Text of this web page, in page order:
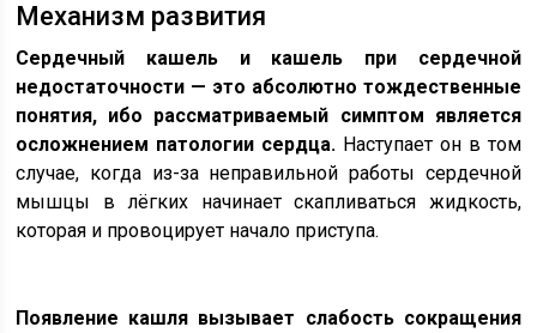
Механизм развития
Сердечный кашель и кашель при сердечной
недостаточности — это абсолютно тождественные
понятия, ибо рассматриваемый симптом является
осложнением патологии сердца. Наступает он в том
случае, когда из-за неправильной работы сердечной
мышцы в лёгких начинает скапливаться жидкость,
которая и провоцирует начало приступа.
Появление кашля вызывает слабость сокращения